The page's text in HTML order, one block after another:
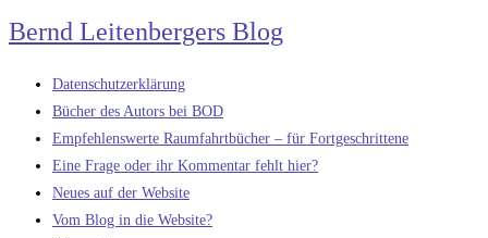
Zum
Inhalt
springen
Bernd Leitenbergers Blog
Datenschutzerklärung
Bücher des Autors bei BOD
Empfehlenswerte Raumfahrtbücher – für Fortgeschrittene
Eine Frage oder ihr Kommentar fehlt hier?
Neues auf der Website
Vom Blog in die Website?